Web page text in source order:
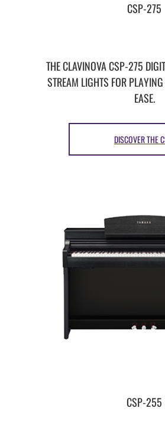
CSP-275
THE CLAVINOVA CSP-275
STREAM LIGHTS FOR
EASE.
DISCOVER THE
CSP-255